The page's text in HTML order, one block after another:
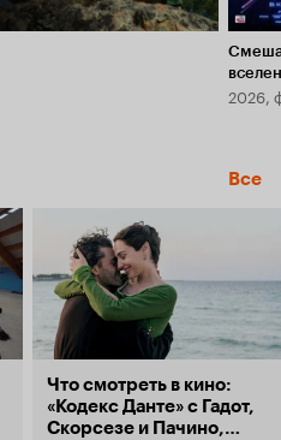
2026,
Все
Что смотреть в кино:
«Кодекс Данте» с Гадот,
Скорсезе и Пачино,